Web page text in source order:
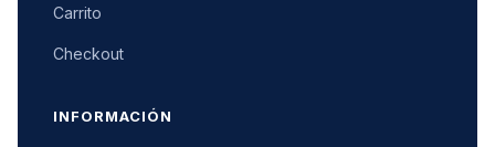
Carrito
Checkout
INFORMACIÓN